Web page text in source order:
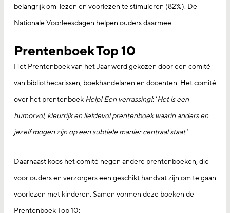
belangrijk om lezen en voorlezen te stimuleren (82%). De
Nationale Voorleesdagen helpen ouders daarmee.
Prentenboek Top 10
Het Prentenboek van het Jaar werd gekozen door een comité
van bibliothecarissen, boekhandelaren en docenten. Het comité
over het prentenboek Help! Een verrassing!: ‘Het is een
humorvol, kleurrijk en liefdevol prentenboek waarin anders en
jezelf mogen zijn op een subtiele manier centraal staat.’
Daarnaast koos het comité negen andere prentenboeken, die
voor ouders en verzorgers een geschikt handvat zijn om te gaan
voorlezen met kinderen. Samen vormen deze boeken de
Prentenboek Top 10: